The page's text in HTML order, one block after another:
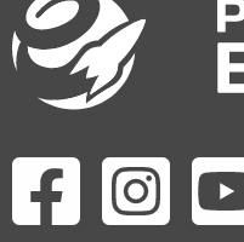
Odwiedź nas na facebook
Odwiedź nas na